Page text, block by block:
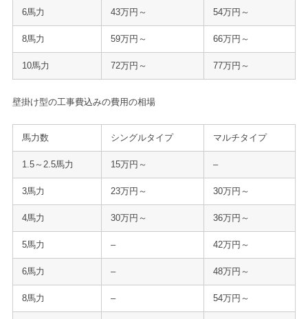
6馬力 43万円～ 54万円～
8馬力 59万円～ 66万円～
10馬力 72万円～ 77万円～
壁掛け型の工事費込みの費用の相場
馬力数 シングルタイプ マルチタイプ
1.5～2.5馬力 15万円～ –
3馬力 23万円～ 30万円～
4馬力 30万円～ 36万円～
5馬力 – 42万円～
6馬力 – 48万円～
8馬力 – 54万円～